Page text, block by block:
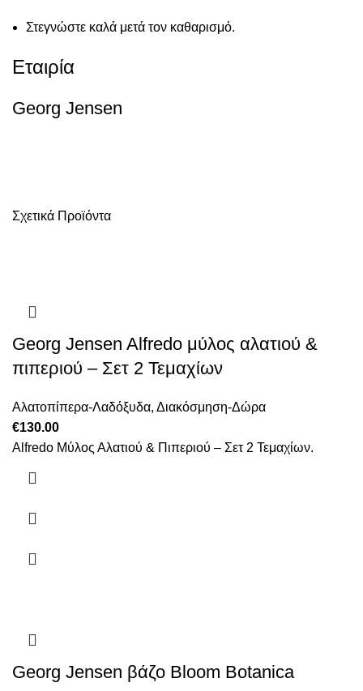
Στεγνώστε καλά μετά τον καθαρισμό.
Εταιρία
Georg Jensen
Σχετικά Προϊόντα
Georg Jensen Alfredo μύλος αλατιού &
πιπεριού – Σετ 2 Τεμαχίων
Αλατοπίπερα-Λαδόξυδα, Διακόσμηση-Δώρα
€130.00
Alfredo Μύλος Αλατιού & Πιπεριού – Σετ 2 Τεμαχίων.
Georg Jensen βάζο Bloom Botanica